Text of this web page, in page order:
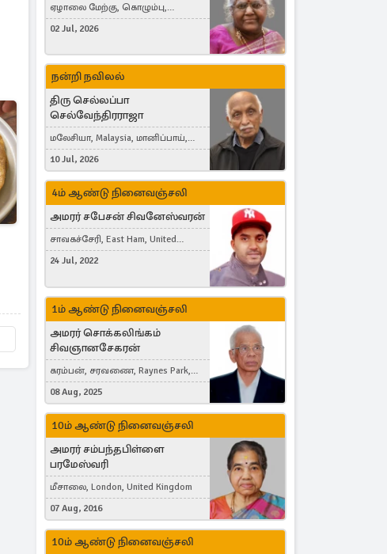
ஏழாலை மேற்கு, கொழும்பு,
தங்காலை, London, United Kingdom
02 Jul, 2026
நன்றி நவிலல்
திரு செல்லப்பா
செல்வேந்திரராஜா
மலேசியா, Malaysia, மானிப்பாய்,
Duisburg, Germany, London, United
Kingdom
10 Jul, 2026
4ம் ஆண்டு நினைவஞ்சலி
அமரர் சபேசன் சிவனேஸ்வரன்
சாவகச்சேரி, East Ham, United
Kingdom
24 Jul, 2022
1ம் ஆண்டு நினைவஞ்சலி
அமரர் சொக்கலிங்கம்
சிவஞானசேகரன்
கரம்பன், சரவணை, Raynes Park,
London, United Kingdom
08 Aug, 2025
10ம் ஆண்டு நினைவஞ்சலி
அமரர் சம்பந்தபிள்ளை
பரமேஸ்வரி
மீசாலை, London, United Kingdom
07 Aug, 2016
10ம் ஆண்டு நினைவஞ்சலி